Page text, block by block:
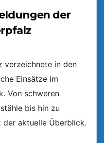
der
verzeichnete in den
Einsätze im
Von schweren
bis hin zu
aktuelle Überblick.